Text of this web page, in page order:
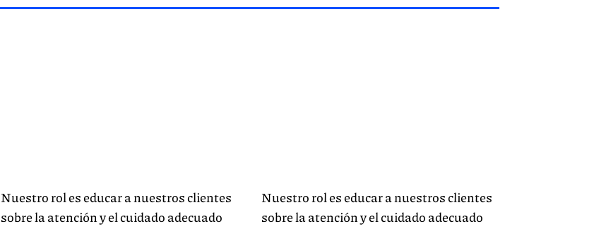
Nuestro rol es educar a nuestros clientes
sobre la atención y el cuidado adecuado
Nuestro rol es educar a nuestros clientes
sobre la atención y el cuidado adecuado